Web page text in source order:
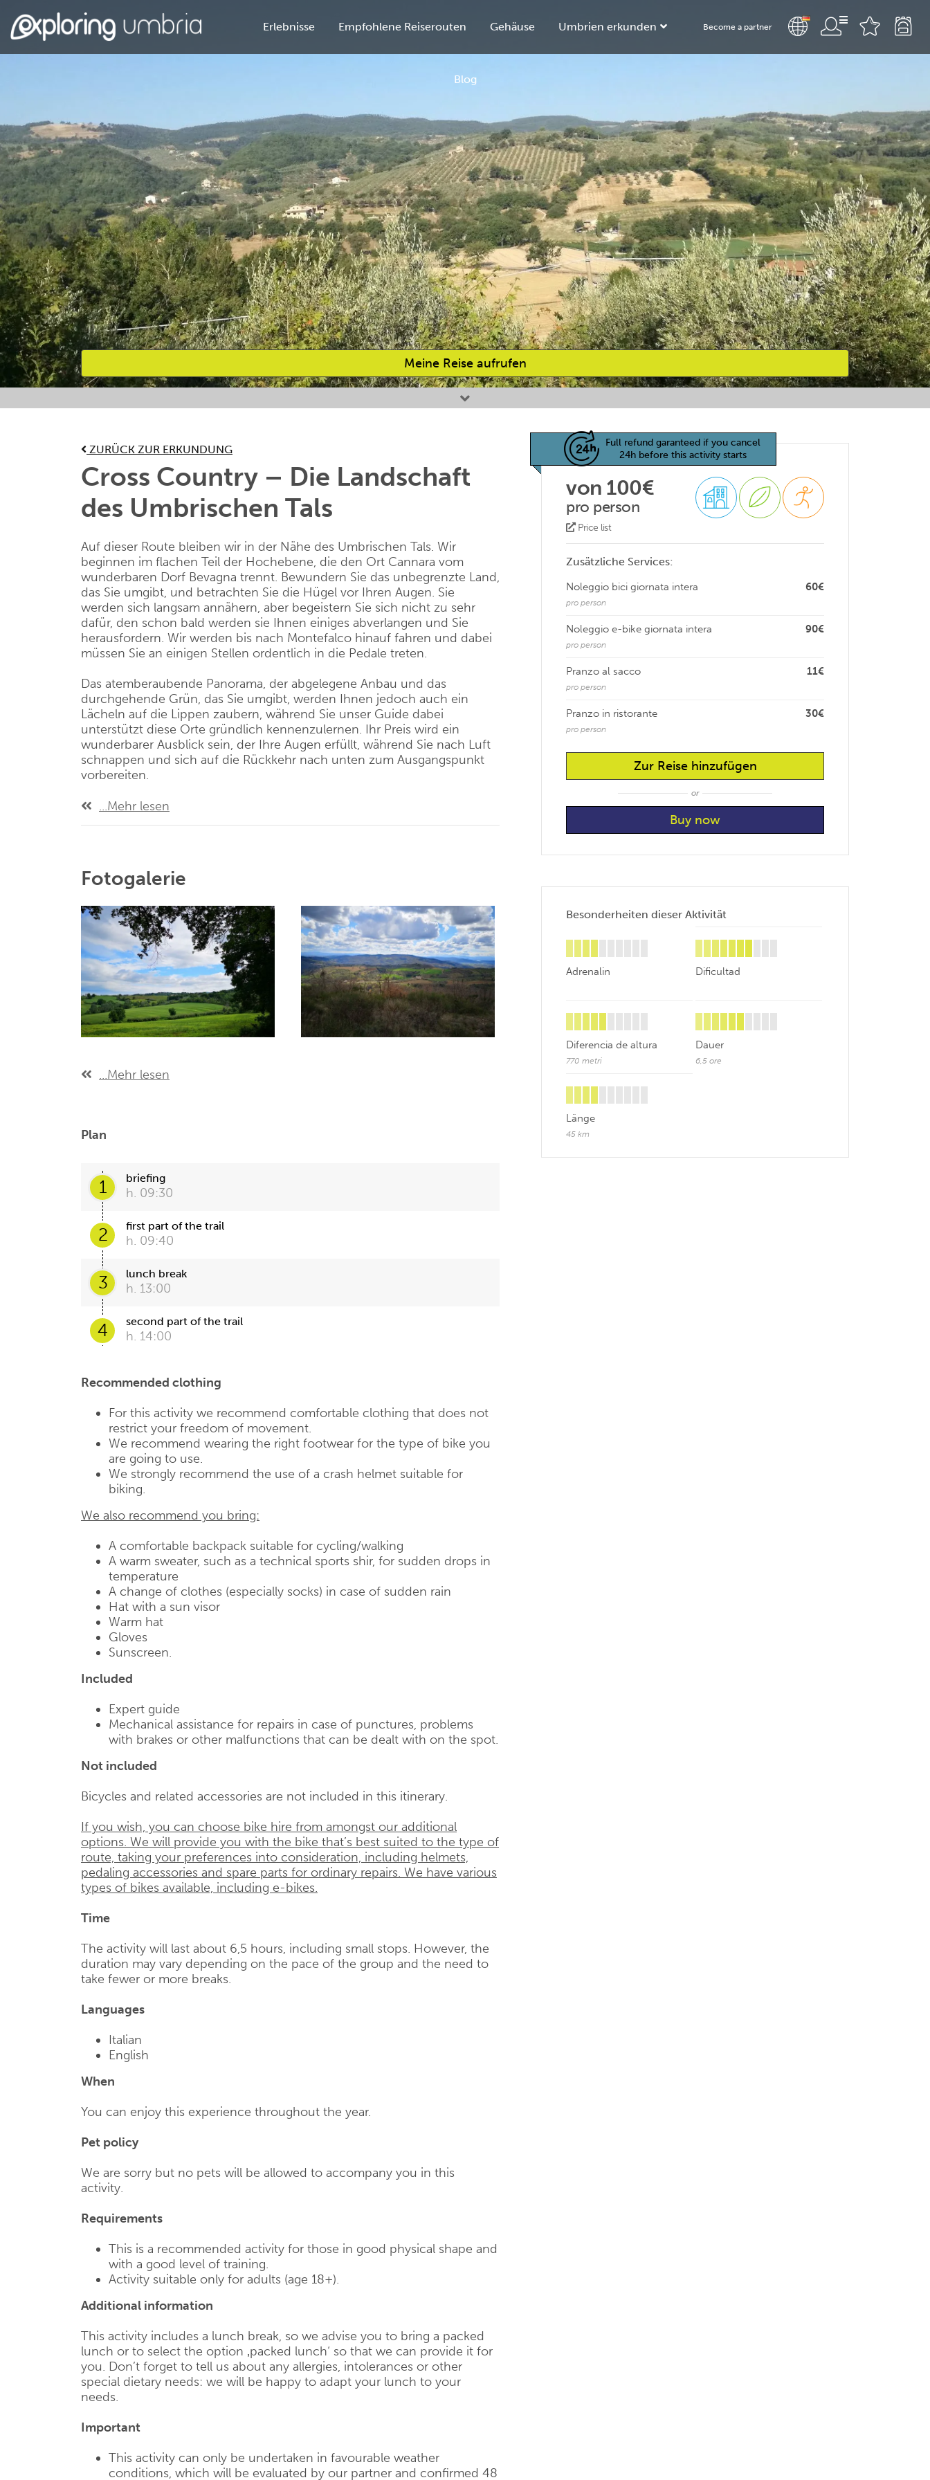
Erlebnisse Empfohlene Reiserouten Gehäuse Umbrien erkunden
Blog
Become a partner
Meine Reise aufrufen
Bevorzugte Aktivitäten
ZURÜCK ZUR ERKUNDUNG
Cross Country – Die Landschaft
des Umbrischen Tals
Auf dieser Route bleiben wir in der Nähe des Umbrischen Tals. Wir
beginnen im flachen Teil der Hochebene, die den Ort Cannara vom
wunderbaren Dorf Bevagna trennt. Bewundern Sie das unbegrenzte Land,
das Sie umgibt, und betrachten Sie die Hügel vor Ihren Augen. Sie
werden sich langsam annähern, aber begeistern Sie sich nicht zu sehr
dafür, den schon bald werden sie Ihnen einiges abverlangen und Sie
herausfordern. Wir werden bis nach Montefalco hinauf fahren und dabei
müssen Sie an einigen Stellen ordentlich in die Pedale treten.
Das atemberaubende Panorama, der abgelegene Anbau und das
durchgehende Grün, das Sie umgibt, werden Ihnen jedoch auch ein
Lächeln auf die Lippen zaubern, während Sie unser Guide dabei
unterstützt diese Orte gründlich kennenzulernen. Ihr Preis wird ein
wunderbarer Ausblick sein, der Ihre Augen erfüllt, während Sie nach Luft
schnappen und sich auf die Rückkehr nach unten zum Ausgangspunkt
vorbereiten.
...Mehr lesen
Fotogalerie
...Mehr lesen
Plan
1 briefing
h. 09:30
2 first part of the trail
h. 09:40
3 lunch break
h. 13:00
4 second part of the trail
h. 14:00
Recommended clothing
For this activity we recommend comfortable clothing that does not
restrict your freedom of movement.
We recommend wearing the right footwear for the type of bike you
are going to use.
We strongly recommend the use of a crash helmet suitable for
biking.
We also recommend you bring:
A comfortable backpack suitable for cycling/walking
A warm sweater, such as a technical sports shir, for sudden drops in
temperature
A change of clothes (especially socks) in case of sudden rain
Hat with a sun visor
Warm hat
Gloves
Sunscreen.
Included
Expert guide
Mechanical assistance for repairs in case of punctures, problems
with brakes or other malfunctions that can be dealt with on the spot.
Not included
Bicycles and related accessories are not included in this itinerary.
If you wish, you can choose bike hire from amongst our additional
options. We will provide you with the bike that’s best suited to the type of
route, taking your preferences into consideration, including helmets,
pedaling accessories and spare parts for ordinary repairs. We have various
types of bikes available, including e-bikes.
Time
The activity will last about 6,5 hours, including small stops. However, the
duration may vary depending on the pace of the group and the need to
take fewer or more breaks.
Languages
Italian
English
When
You can enjoy this experience throughout the year.
Pet policy
We are sorry but no pets will be allowed to accompany you in this
activity.
Requirements
This is a recommended activity for those in good physical shape and
with a good level of training.
Activity suitable only for adults (age 18+).
Additional information
This activity includes a lunch break, so we advise you to bring a packed
lunch or to select the option ‚packed lunch‘ so that we can provide it for
you. Don’t forget to tell us about any allergies, intolerances or other
special dietary needs: we will be happy to adapt your lunch to your
needs.
Important
This activity can only be undertaken in favourable weather
conditions, which will be evaluated by our partner and confirmed 48
Full refund garanteed if you cancel
24h before this activity starts
von 100€
pro person
Price list
Zusätzliche Services:
60€
Noleggio bici giornata intera
pro person
90€
Noleggio e-bike giornata intera
pro person
11€
Pranzo al sacco
pro person
30€
Pranzo in ristorante
pro person
Zur Reise hinzufügen
or
Besonderheiten dieser Aktivität
Adrenalin Dificultad
Diferencia de altura
770 metri
Dauer
6,5 ore
Länge
45 km